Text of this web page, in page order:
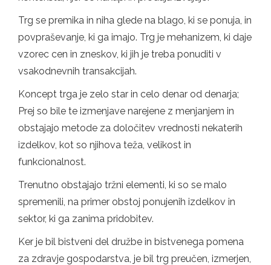
Trg se premika in niha glede na blago, ki se ponuja, in
povpraševanje, ki ga imajo. Trg je mehanizem, ki daje
vzorec cen in zneskov, ki jih je treba ponuditi v
vsakodnevnih transakcijah.
Koncept trga je zelo star in celo denar od denarja;
Prej so bile te izmenjave narejene z menjanjem in
obstajajo metode za določitev vrednosti nekaterih
izdelkov, kot so njihova teža, velikost in
funkcionalnost.
Trenutno obstajajo tržni elementi, ki so se malo
spremenili, na primer obstoj ponujenih izdelkov in
sektor, ki ga zanima pridobitev.
Ker je bil bistveni del družbe in bistvenega pomena
za zdravje gospodarstva, je bil trg preučen, izmerjen,